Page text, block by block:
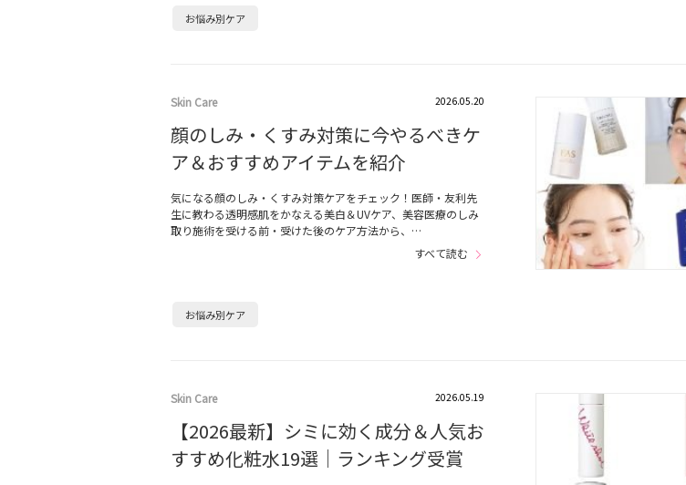
お悩み別ケア
Skin Care 2026.05.20
顔のしみ・くすみ対策に今やるべきケ
ア＆おすすめアイテムを紹介
気になる顔のしみ・くすみ対策ケアをチェック！医師・友利先
生に教わる透明感肌をかなえる美白＆UVケア、美容医療のしみ
取り施術を受ける前・受けた後のケア方法から、…
すべて読む
お悩み別ケア
Skin Care 2026.05.19
【2026最新】シミに効く成分＆人気お
すすめ化粧水19選｜ランキング受賞